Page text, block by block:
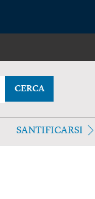
CERCA
SANTIFICARSI